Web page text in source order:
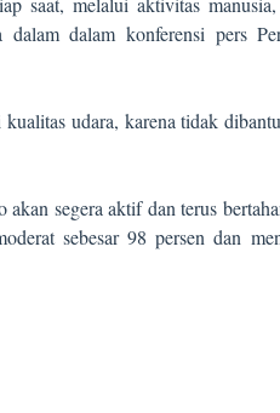
dalam konferensi pers
udara, karena tidak
segera aktif dan terus
sebesar 98 persen dan